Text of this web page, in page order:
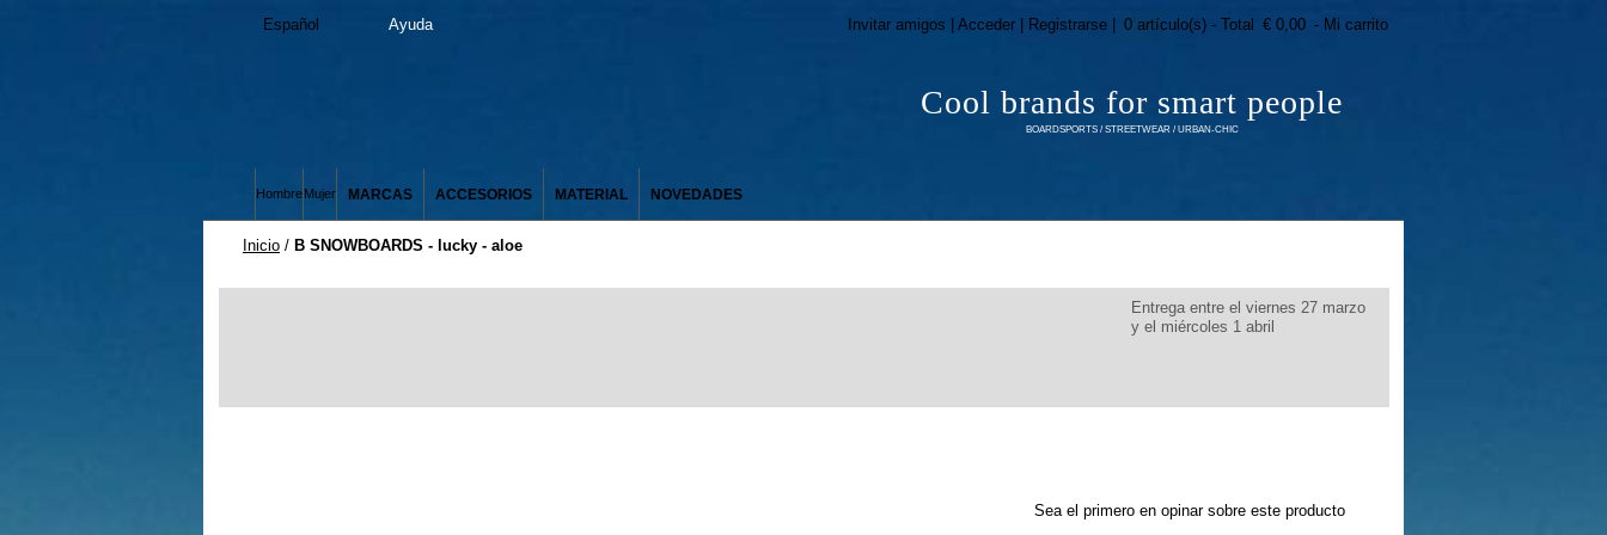
Cool brands for smart people
BOARDSPORTS / STREETWEAR / URBAN-CHIC
Español Ayuda Invitar amigos | Acceder | Registrarse | 0 artículo(s) - Total € 0,00 - Mi carrito
HombreMujer MARCAS ACCESORIOS MATERIAL NOVEDADES
Inicio / B SNOWBOARDS - lucky - aloe
Entrega entre el viernes 27 marzo
y el miércoles 1 abril
Sea el primero en opinar sobre este producto